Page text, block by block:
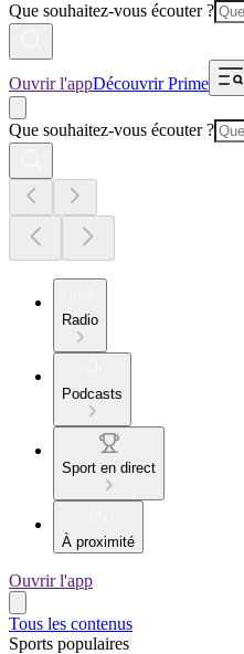
Que souhaitez-vous écouter ?
Ouvrir l'appDécouvrir Prime
Que souhaitez-vous écouter ?
Radio
Podcasts
Sport en direct
À proximité
Ouvrir l'app
Tous les contenus
Sports populaires